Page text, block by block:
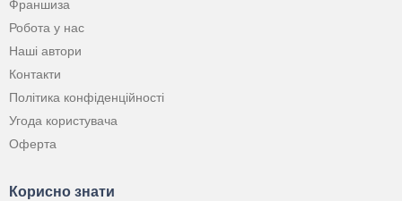
Франшиза
Робота у нас
Наші автори
Контакти
Політика конфіденційності
Угода користувача
Оферта
Корисно знати